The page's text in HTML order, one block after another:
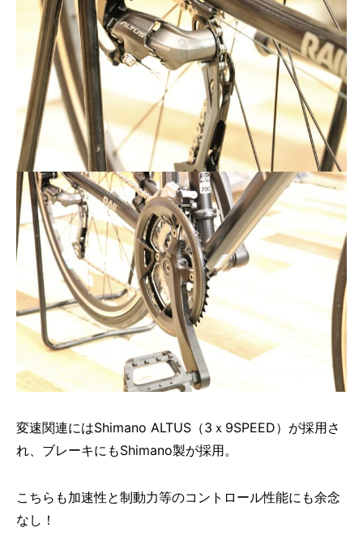
変速関連にはShimano ALTUS（3ｘ9SPEED）が採用さ
れ、ブレーキにもShimano製が採用。
こちらも加速性と制動力等のコントロール性能にも余念
なし！